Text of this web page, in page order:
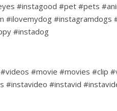
#instagood #pet #pets
#ilovemydog
#instadog
#movie #movies #clip
#instavideo #instavid